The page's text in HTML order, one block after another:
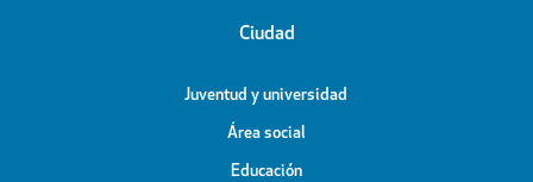
Ciudad
Juventud y universidad
Área social
Educación